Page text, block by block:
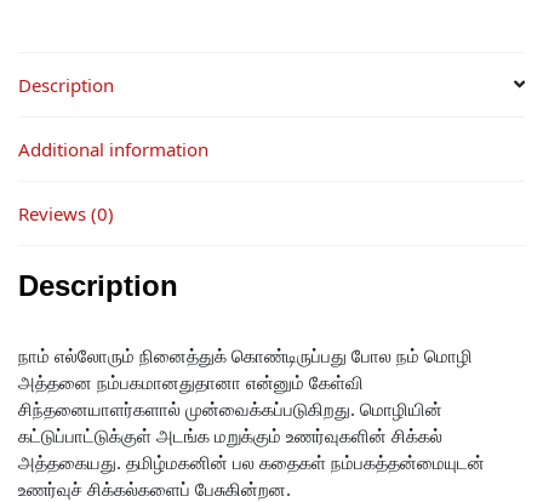
Description
Additional information
Reviews (0)
Description
நாம் எல்லோரும் நினைத்துக் கொண்டிருப்பது போல நம் மொழி
அத்தனை நம்பகமானதுதானா என்னும் கேள்வி
சிந்தனையாளர்களால் முன்வைக்கப்படுகிறது. மொழியின்
கட்டுப்பாட்டுக்குள் அடங்க மறுக்கும் உணர்வுகளின் சிக்கல்
அத்தகையது. தமிழ்மகனின் பல கதைகள் நம்பகத்தன்மையுடன்
உணர்வுச் சிக்கல்களைப் பேசுகின்றன.